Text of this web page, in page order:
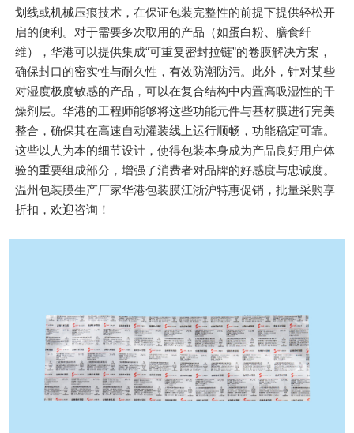
划线或机械压痕技术，在保证包装完整性的前提下提供轻松开
启的便利。对于需要多次取用的产品（如蛋白粉、膳食纤
维），华港可以提供集成“可重复密封拉链”的卷膜解决方案，
确保封口的密实性与耐久性，有效防潮防污。此外，针对某些
对湿度极度敏感的产品，可以在复合结构中内置高吸湿性的干
燥剂层。华港的工程师能够将这些功能元件与基材膜进行完美
整合，确保其在高速自动灌装线上运行顺畅，功能稳定可靠。
这些以人为本的细节设计，使得包装本身成为产品良好用户体
验的重要组成部分，增强了消费者对品牌的好感度与忠诚度。
温州包装膜生产厂家华港包装膜江浙沪特惠促销，批量采购享
折扣，欢迎咨询！